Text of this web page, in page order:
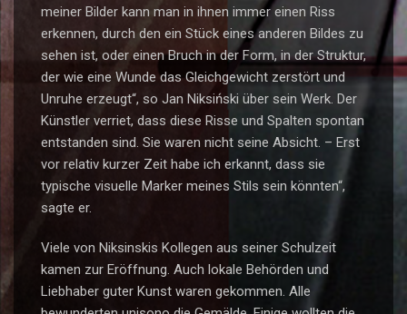
meiner Bilder kann man in ihnen immer einen Riss
erkennen, durch den ein Stück eines anderen Bildes zu
sehen ist, oder einen Bruch in der Form, in der Struktur,
der wie eine Wunde das Gleichgewicht zerstört und
Unruhe erzeugt“, so Jan Niksiński über sein Werk. Der
Künstler verriet, dass diese Risse und Spalten spontan
entstanden sind. Sie waren nicht seine Absicht. – Erst
vor relativ kurzer Zeit habe ich erkannt, dass sie
typische visuelle Marker meines Stils sein könnten“,
sagte er.
Viele von Niksinskis Kollegen aus seiner Schulzeit
kamen zur Eröffnung. Auch lokale Behörden und
Liebhaber guter Kunst waren gekommen. Alle